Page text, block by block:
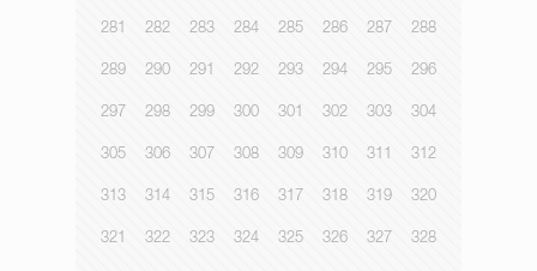
281 282 283 284 285 286 287 288
289 290 291 292 293 294 295 296
297 298 299 300 301 302 303 304
305 306 307 308 309 310 311 312
313 314 315 316 317 318 319 320
321 322 323 324 325 326 327 328